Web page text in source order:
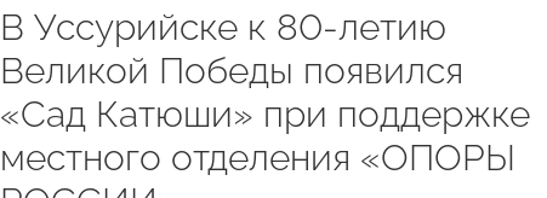
В Уссурийске к 80-летию
Великой Победы появился
«Сад Катюши» при поддержке
местного отделения «ОПОРЫ